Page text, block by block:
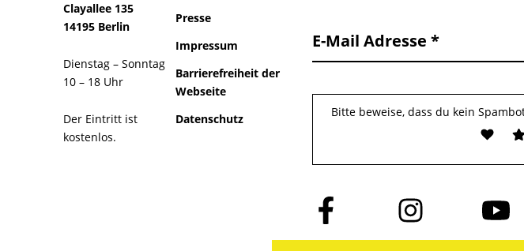
Clayallee 135
14195 Berlin
Dienstag – Sonntag
10 – 18 Uhr
Der Eintritt ist
kostenlos.
Presse
Impressum
Barrierefreiheit der
Webseite
Datenschutz
E-Mail Adresse
Bitte beweise, dass du kein
Folge
uns
auf
Folge
uns
auf
Folge
uns
auf